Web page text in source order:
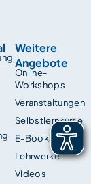
Weitere
Angebote
Online-
Workshops
Veranstaltungen
Selbstlernkurse
E-Books
Lehrwerke
Videos